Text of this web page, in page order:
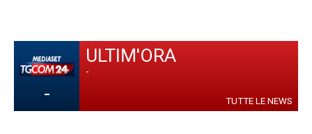
-
ULTIM'ORA
-
TUTTE LE NEWS